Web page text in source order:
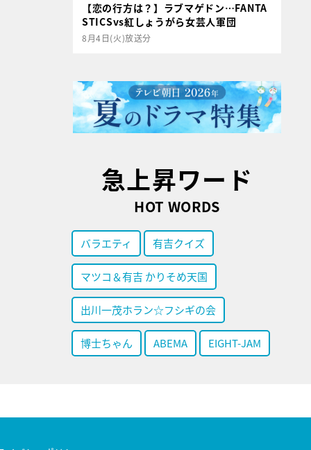
【恋の行方は？】ラブマゲドン…FANTA
STICSvs紅しょうがら女芸人軍団
8月4日(火)放送分
急上昇ワード
HOT WORDS
バラエティ 有吉クイズ
マツコ＆有吉 かりそめ天国
出川一茂ホラン☆フシギの会
博士ちゃん ABEMA EIGHT-JAM